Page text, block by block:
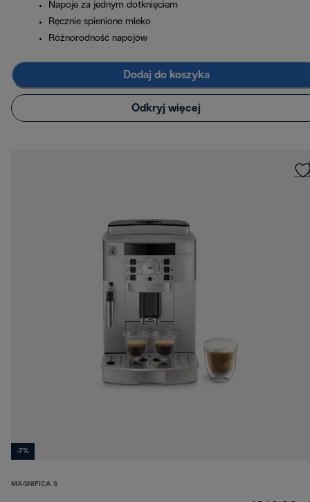
Napoje za jednym dotknięciem
Ręcznie spienione mleko
Różnorodność napojów
Dodaj do koszyka
Odkryj więcej
-7%
MAGNIFICA S